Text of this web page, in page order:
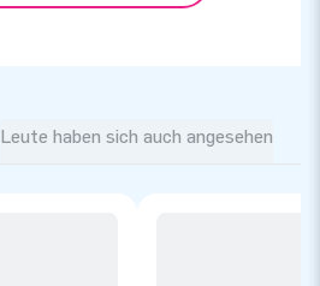
Leute haben sich auch angesehen